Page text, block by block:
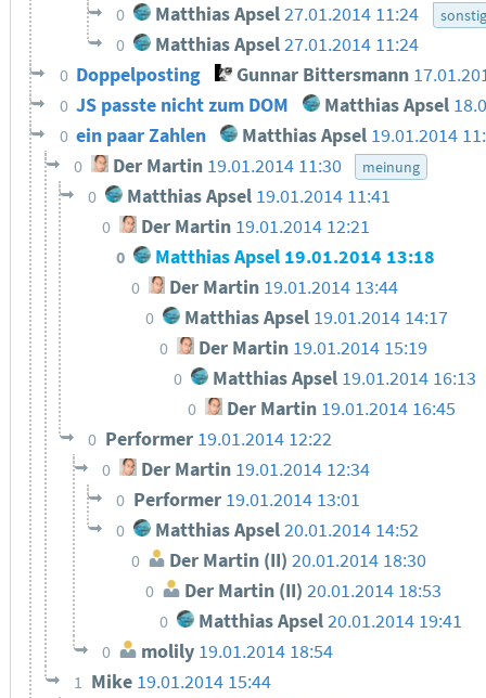
0 Matthias Apsel27.01.2014 11:24
0 Matthias Apsel27.01.2014 11:24
0 Doppelposting Gunnar Bittersmann
0 JS passte nicht zum DOM Matthias Apsel
0 ein paar Zahlen Matthias Apsel 19.01.2014
0 Der Martin 19.01.2014 11:30 meinung
0 Matthias Apsel 19.01.2014 11:41
0 Der Martin 19.01.2014 12:21
0 Matthias Apsel 19.01.2014 13:18
0 Der Martin 19.01.2014 13:44
0 Matthias Apsel 19.01.2014 14:17
0 Der Martin 19.01.2014 15:19
0 Matthias Apsel 19.01.2014 16:13
0 Der Martin 19.01.2014 16:45
0 Performer 19.01.2014 12:22
0 Der Martin 19.01.2014 12:34
0 Performer 19.01.2014 13:01
0 Matthias Apsel20.01.2014 14:52
0 Der Martin (II) 20.01.2014 18:30
0 Der Martin (II) 20.01.2014 18:53
0 Matthias Apsel20.01.2014 19:41
0 molily 19.01.2014 18:54
1 Mike 19.01.2014 15:44